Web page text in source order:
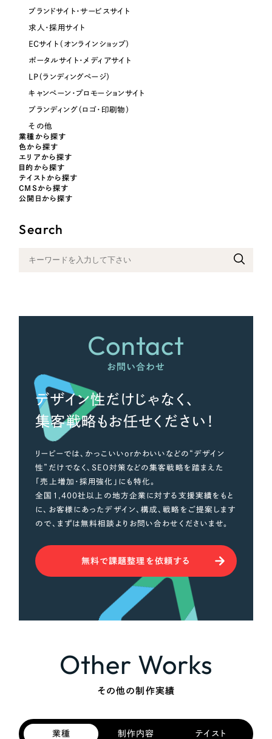
オレンジ・橙色
パープル・紫色
ピンク・桃色
ブランドサイト・サービスサイト
求人・採用サイト
ECサイト（オンラインショップ）
ポータルサイト・メディアサイト
LP（ランディングページ）
キャンペーン・プロモーションサイト
ブランディング（ロゴ・印刷物）
その他
業種から探す
色から探す
エリアから探す
目的から探す
テイストから探す
CMSから探す
公開日から探す
Search
Contact
お問い合わせ
デザイン性だけじゃなく、
集客戦略もお任せください！
リーピーでは、かっこいいorかわいいなどの“デザイン
性”だけでなく、SEO対策などの集客戦略を踏まえた
「売上増加・採用強化」にも特化。
全国1,400社以上の地方企業に対する支援実績をもと
に、お客様にあったデザイン、構成、戦略をご提案します
ので、まずは無料相談よりお問い合わせくださいませ。
無料で課題整理を依頼する
Other Works
その他の制作実績
業種 制作内容 テイスト